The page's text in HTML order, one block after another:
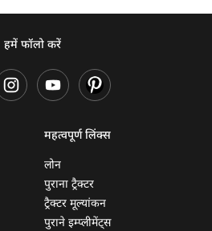
हमें फॉलो करें
महत्वपूर्ण लिंक्स
लोन
पुराना ट्रैक्टर
ट्रैक्टर मूल्यांकन
पुराने इम्प्लीमेंट्स